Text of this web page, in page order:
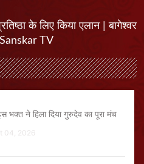
के लिए किया एलान | बागेश्वर
TV
भक्त ने हिला दिया गुरुदेव का पूरा मंच
04, 2026